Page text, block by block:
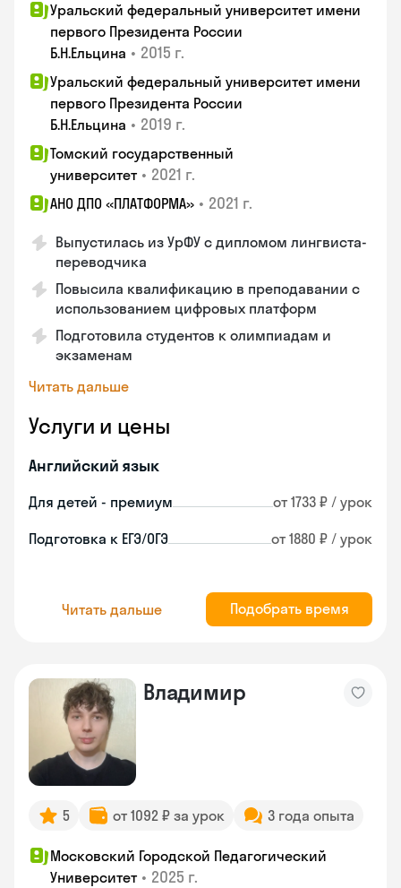
Уральский федеральный университет имени
первого Президента России
Б.Н.Ельцина • 2015 г.
Уральский федеральный университет имени
первого Президента России
Б.Н.Ельцина • 2019 г.
Томский государственный
университет • 2021 г.
АНО ДПО «ПЛАТФОРМА» • 2021 г.
Выпустилась из УрФУ с дипломом лингвиста-
переводчика
Повысила квалификацию в преподавании с
использованием цифровых платформ
Подготовила студентов к олимпиадам и
экзаменам
Читать дальше
Услуги и цены
Английский язык
Для детей - премиум от 1733 ₽ / урок
Подготовка к ЕГЭ/ОГЭ от 1880 ₽ / урок
Читать дальше Подобрать время
Владимир
5 от 1092 ₽ за урок 3 года опыта
Московский Городской Педагогический
Университет • 2025 г.